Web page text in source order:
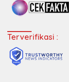
Terverifikasi :